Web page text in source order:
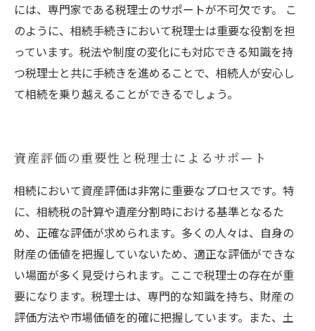
には、専門家である税理士のサポートが不可欠です。 こ
のように、相続手続きにおいて税理士は重要な役割を担
っています。税法や制度の変化にも対応できる知識を持
つ税理士と共に手続きを進めることで、相続人が安心し
て相続を乗り越えることができるでしょう。
資産評価の重要性と税理士によるサポート
相続において資産評価は非常に重要なプロセスです。特
に、相続税の計算や遺産分割時における基準となるた
め、正確な評価が求められます。多くの人々は、自身の
財産の価値を把握していないため、適正な評価ができな
い場面が多く見受けられます。ここで税理士の存在が重
要になります。税理士は、専門的な知識を持ち、財産の
評価方法や市場価値を的確に把握しています。また、土